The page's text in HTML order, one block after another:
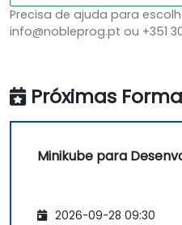
Precisa de ajuda para
info@nobleprog.pt ou +351
Próximas
Minikube para
2026-09-28 09:30